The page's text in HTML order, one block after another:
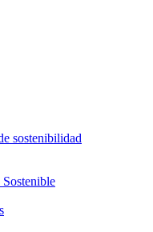
sostenibilidad